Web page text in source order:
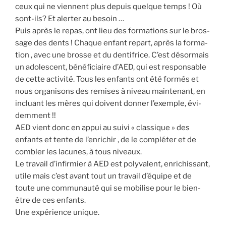
ceux qui ne viennent plus depuis quelque temps ! Où
sont-ils? Et aler­ter au besoin …
Puis après le repas, ont lieu des for­ma­tions sur le bros­
sage des dents ! Chaque enfant repart, après la for­ma­
tion , avec une brosse et du den­ti­frice. C’est désor­mais
un ado­les­cent, béné­fi­ciaire d’AED, qui est res­pon­sable
de cette acti­vi­té. Tous les enfants ont été for­més et
nous orga­ni­sons des remises à niveau main­te­nant, en
incluant les mères qui doivent don­ner l’exemple, évi­
dem­ment !!
AED vient donc en appui au sui­vi « clas­sique » des
enfants et tente de l’enrichir , de le com­plé­ter et de
com­bler les lacunes, à tous niveaux.
Le tra­vail d’infirmier à AED est poly­va­lent, enri­chis­sant,
utile mais c’est avant tout un tra­vail d’équipe et de
toute une com­mu­nau­té qui se mobi­lise pour le bien-
être de ces enfants.
Une expé­rience unique.